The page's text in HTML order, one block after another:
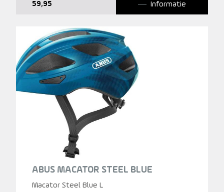
59,95 Informatie
ABUS MACATOR STEEL BLUE
Macator Steel Blue L